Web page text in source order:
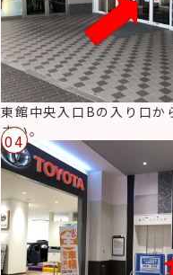
東館中央入口Bの入り口か
さい。
04